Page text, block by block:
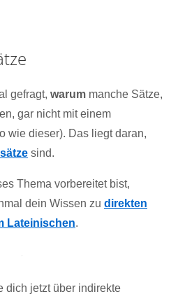
gefragt, warum manche Sätze,
gar nicht mit einem
wie dieser). Das liegt daran,
sind.
Thema vorbereitet bist,
dein Wissen zu direkten
Lateinischen.
dich jetzt über indirekte